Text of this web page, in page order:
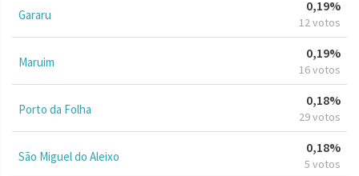
Gararu
0,19%
12 votos
Maruim
0,19%
16 votos
Porto da Folha
0,18%
29 votos
São Miguel do Aleixo
0,18%
5 votos